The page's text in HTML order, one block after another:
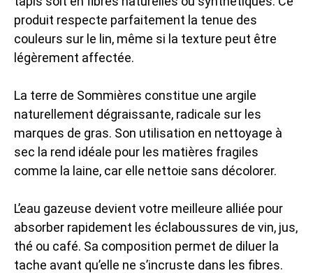
produit respecte parfaitement la tenue des
couleurs sur le lin, même si la texture peut être
légèrement affectée.
La terre de Sommières constitue une argile
naturellement dégraissante, radicale sur les
marques de gras. Son utilisation en nettoyage à
sec la rend idéale pour les matières fragiles
comme la laine, car elle nettoie sans décolorer.
L’eau gazeuse devient votre meilleure alliée pour
absorber rapidement les éclaboussures de vin, jus,
thé ou café. Sa composition permet de diluer la
tache avant qu’elle ne s’incruste dans les fibres.